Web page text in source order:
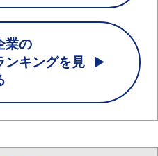
業の
ンキングを見